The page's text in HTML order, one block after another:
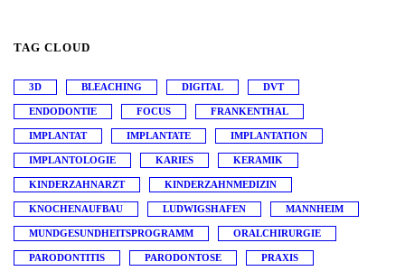
TAG CLOUD
3D BLEACHING DIGITAL DVT
ENDODONTIE FOCUS FRANKENTHAL
IMPLANTAT IMPLANTATE IMPLANTATION
IMPLANTOLOGIE KARIES KERAMIK
KINDERZAHNARZT KINDERZAHNMEDIZIN
KNOCHENAUFBAU LUDWIGSHAFEN MANNHEIM
MUNDGESUNDHEITSPROGRAMM ORALCHIRURGIE
PARODONTITIS PARODONTOSE PRAXIS